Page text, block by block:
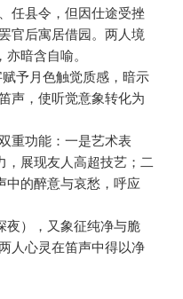
任县令，但因仕途受挫
官后寓居借园。两人境
暗含自喻。
赋予月色触觉质感，暗示
声，使听觉意象转化为
重功能：一是艺术表
，展现友人高超技艺；二
中的醉意与哀愁，呼应
夜），又象征纯净与脆
人心灵在笛声中得以净